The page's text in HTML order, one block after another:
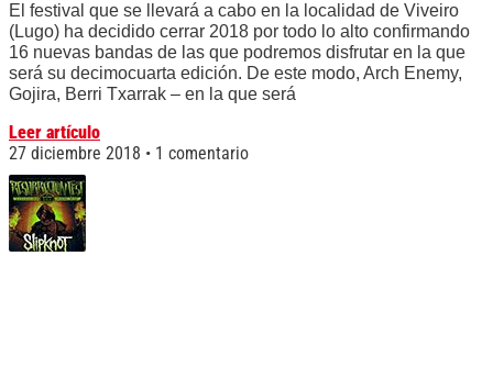
El festival que se llevará a cabo en la localidad de Viveiro
(Lugo) ha decidido cerrar 2018 por todo lo alto confirmando
16 nuevas bandas de las que podremos disfrutar en la que
será su decimocuarta edición. De este modo, Arch Enemy,
Gojira, Berri Txarrak – en la que será
Leer artículo
27 diciembre 2018
1 comentario